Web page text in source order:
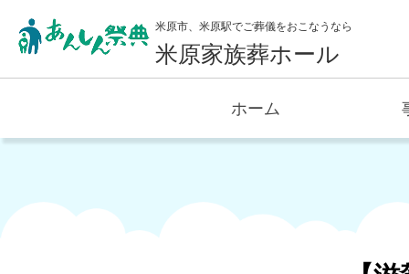
米原市、米原駅でご葬儀をおこなうなら
米原家族葬ホール
ホーム